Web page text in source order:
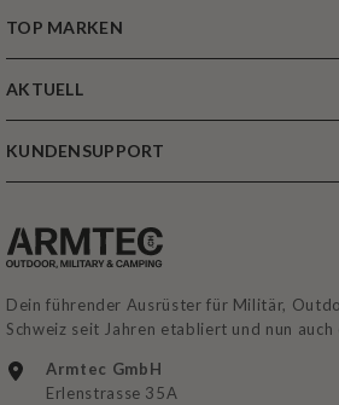
TOP MARKEN
AKTUELL
KUNDENSUPPORT
Dein führender Ausrüster für Militär,
Schweiz seit Jahren etabliert und nun
Armtec GmbH
Erlenstrasse 35A